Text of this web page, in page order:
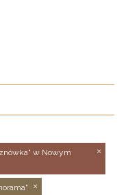
w Nowym